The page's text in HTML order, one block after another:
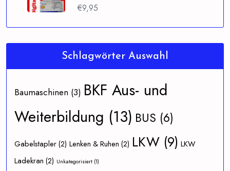
€9,95
Schlagwörter Auswahl
Baumaschinen (3) BKF Aus- und
Weiterbildung (13) BUS (6)
Gabelstapler(2) Lenken & Ruhen (2) LKW (9) LKW
Ladekran (2) Unkategorisiert (1)